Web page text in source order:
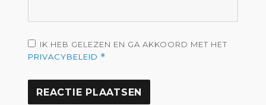
IK HEB GELEZEN EN GA AKKOORD MET HET
PRIVACYBELEID *